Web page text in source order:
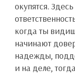
окупятся.
когда ты
начинают
надежды,
и на деле,